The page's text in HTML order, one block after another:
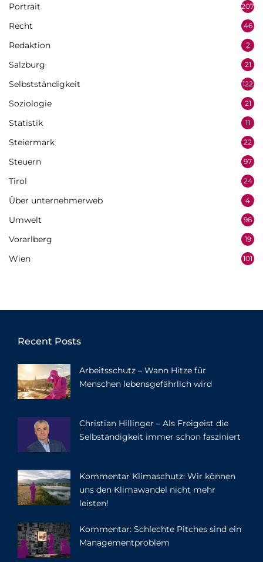
Portrait 207
Recht 46
Redaktion 2
Salzburg 21
Selbstständigkeit 122
Soziologie 21
Statistik 11
Steiermark 22
Steuern 97
Tirol 24
Über unternehmerweb 4
Umwelt 96
Vorarlberg 19
Wien 101
Recent Posts
Arbeitsschutz – Wann Hitze für
Menschen lebensgefährlich wird
Christian Hillinger – Als Freigeist die
Selbständigkeit immer schon fasziniert
Kommentar Klimaschutz: Wir können
uns den Klimawandel nicht mehr
leisten!
Kommentar: Schlechte Pitches sind ein
Managementproblem